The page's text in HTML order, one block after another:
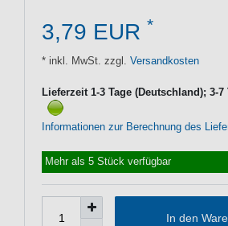
3,79 EUR *
* inkl. MwSt. zzgl. Versandkosten
Lieferzeit 1-3 Tage (Deutschland); 3-
Informationen zur Berechnung des
Mehr als 5 Stück verfügbar
In den